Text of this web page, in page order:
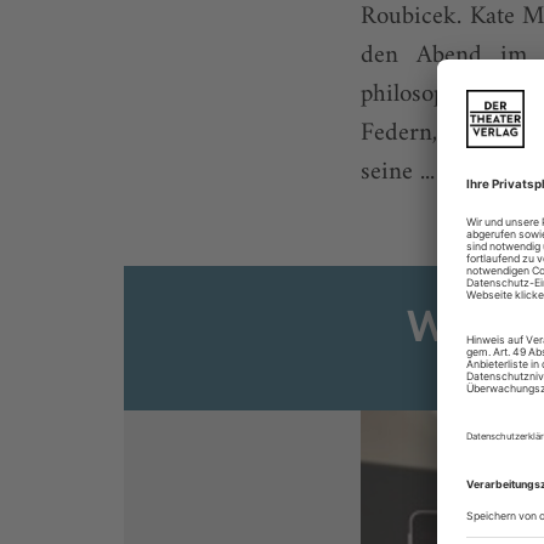
Roubicek. Kate
den Abend
philosophiert,
Federn,
seine ...